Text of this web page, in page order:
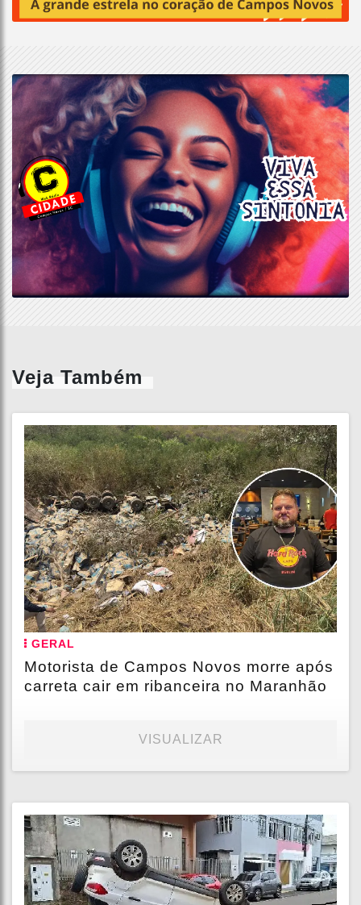
Veja Também
GERAL
Motorista de Campos Novos morre após
carreta cair em ribanceira no Maranhão
VISUALIZAR